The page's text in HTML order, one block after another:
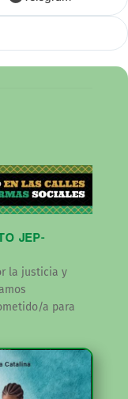
JEP-
la justicia y
a para